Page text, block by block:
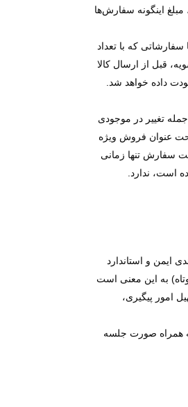
اینگونه سفارش‌ها
که با تعداد
قبل از ارسال کالا
داده خواهد شد.
تغییر در موجودی
تحت عنوان فروش ویژه
سفارش تنها زمانی
است، ندارد.
ایمن و استاندارد
به این معنی است
امور پیگیری،
به همراه صورت جلسه